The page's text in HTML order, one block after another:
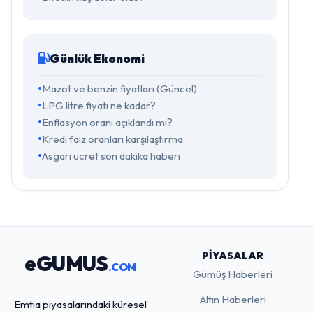
Günlük Ekonomi
Mazot ve benzin fiyatları (Güncel)
LPG litre fiyatı ne kadar?
Enflasyon oranı açıklandı mı?
Kredi faiz oranları karşılaştırma
Asgari ücret son dakika haberi
eGUMUS.COM
Emtia piyasalarındaki küresel
PIYASALAR
Gümüş Haberleri
Altın Haberleri